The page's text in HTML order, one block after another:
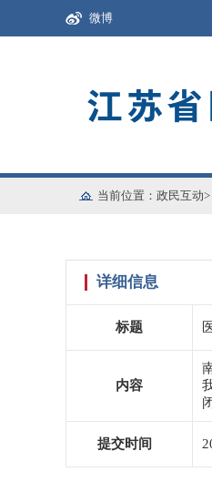
微博
当前位置： 政民互动>
详细信息
标题
内容
提交时间